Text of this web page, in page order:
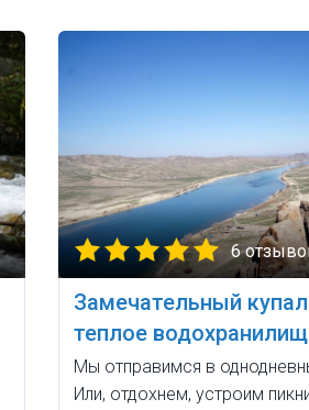
6
Замечательный
теплое
Мы отправимся в
Или, отдохнем, устроим